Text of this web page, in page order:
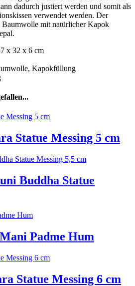
dadurch justiert werden und somit als
verwendet werden. Der
Baumwolle mit natürlicher Kapok
x 32 x 6 cm
Kapokfüllung
Statue Messing 5 cm
Buddha Statue
Padme Hum
Statue Messing 6 cm